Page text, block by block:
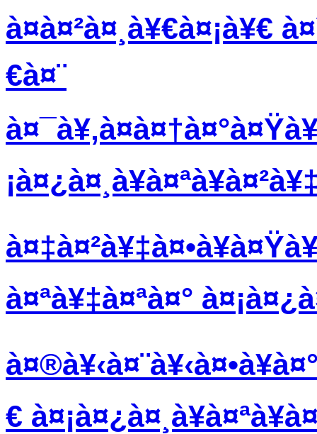
à¤à¤²à¤¸à¥€à¤¡à¥€
€à¤¨
à¤ªà¥‡à¤ªà¤°
€